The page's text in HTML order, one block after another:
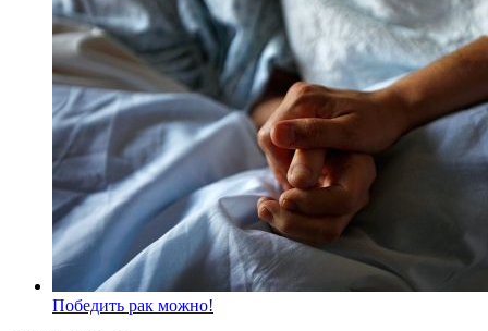
Победить рак можно!